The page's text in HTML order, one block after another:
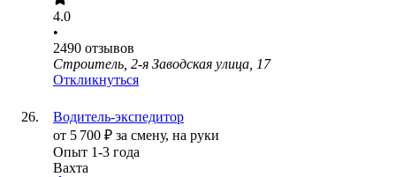
4.0
•
2490 отзывов
Строитель, 2-я Заводская улица, 17
Откликнуться
Водитель-экспедитор
от 5 700 ₽ за смену, на руки
Опыт 1-3 года
Вахта